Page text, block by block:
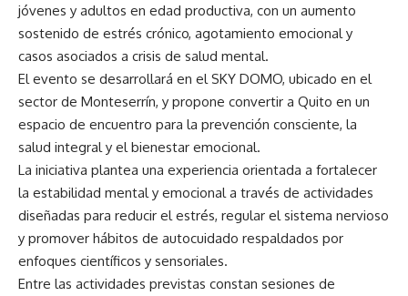
jóvenes y adultos en edad productiva, con un aumento
sostenido de estrés crónico, agotamiento emocional y
casos asociados a crisis de salud mental.
El evento se desarrollará en el SKY DOMO, ubicado en el
sector de Monteserrín, y propone convertir a Quito en un
espacio de encuentro para la prevención consciente, la
salud integral y el bienestar emocional.
La iniciativa plantea una experiencia orientada a fortalecer
la estabilidad mental y emocional a través de actividades
diseñadas para reducir el estrés, regular el sistema nervioso
y promover hábitos de autocuidado respaldados por
enfoques científicos y sensoriales.
Entre las actividades previstas constan sesiones de